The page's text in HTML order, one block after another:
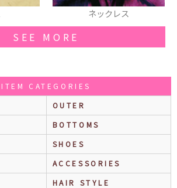
ピアス
SEE MORE
ITEM CATEGORIES
OUTER
BOTTOMS
SHOES
ACCESSORIES
HAIR STYLE